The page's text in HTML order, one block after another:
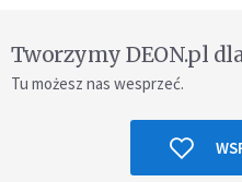
Tworzymy DEON.pl
Tu możesz nas wesprzeć.